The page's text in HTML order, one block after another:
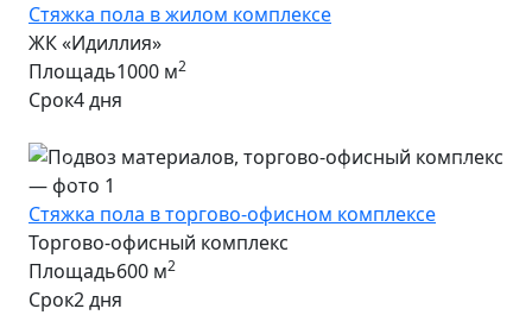
Стяжка пола в жилом комплексе
ЖК «Идиллия»
Площадь1000 м2
Срок4 дня
Предыдущее фото
Стяжка пола в торгово-офисном комплексе
Торгово-офисный комплекс
Площадь600 м2
Срок2 дня